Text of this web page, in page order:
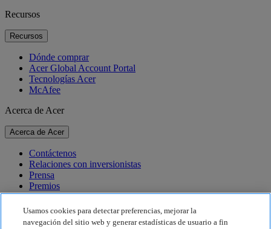
Recursos
Recursos
Dónde comprar
Acer Global Account Portal
Tecnologías Acer
McAfee
Acerca de Acer
Acerca de Acer
Contáctenos
Relaciones con inversionistas
Prensa
Premios
Eventos
Sostenibilidad
Usamos cookies para detectar preferencias, mejorar la
navegación del sitio web y generar estadísticas de usuario a fin